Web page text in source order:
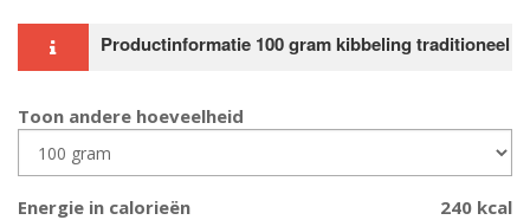
Productinformatie 100 gram kibbeling traditioneel
Toon andere hoeveelheid
Energie in calorieën
240 kcal